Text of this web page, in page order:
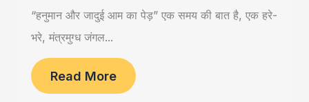
“हनुमान और जादुई आम का पेड़” एक समय की बात है, एक हरे-
भरे, मंत्रमुग्ध जंगल...
Read More